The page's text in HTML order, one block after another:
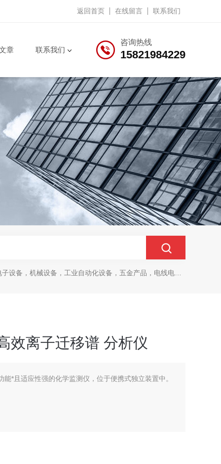
返回首页 在线留言 联系我们
咨询热线
15821984229
章 联系我们
备，机械设备，工业自动化设备，五金产品，电线电缆，金属材料，电子
效离子迁移谱 分析仪
*且适应性强的化学监测仪，位于便携式独立装置中。